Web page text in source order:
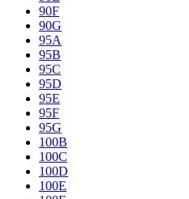
90F
90G
95A
95B
95C
95D
95E
95F
95G
100B
100C
100D
100E